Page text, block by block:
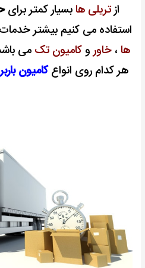
ازتریلی هابسیار کمتر برای
استفاده می کنیم بیشتر
ها ، خاوروکامیون تک می
هر کدام روی انواع کامیون